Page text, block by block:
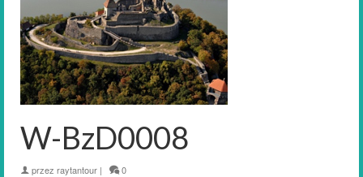
W-BzD0008
przez raytantour | 0